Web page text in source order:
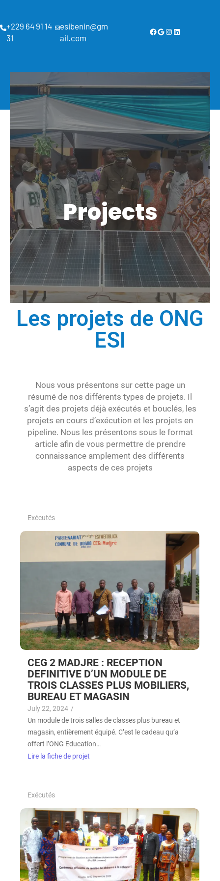
+229 64 91 14
31
esibenin@gm
ail.com
Projects
Les projets de ONG
ESI
Nous vous présentons sur cette page un
résumé de nos différents types de projets. Il
s’agit des projets déjà exécutés et bouclés, les
projets en cours d’exécution et les projets en
pipeline. Nous les présentons sous le format
article afin de vous permettre de prendre
connaissance amplement des différents
aspects de ces projets
Exécutés
CEG 2 MADJRE : RECEPTION
DEFINITIVE D’UN MODULE DE
TROIS CLASSES PLUS MOBILIERS,
BUREAU ET MAGASIN
July 22, 2024 /
Un module de trois salles de classes plus bureau et
magasin, entièrement équipé. C’est le cadeau qu’a
offert l’ONG Education…
Lire la fiche de projet
Exécutés